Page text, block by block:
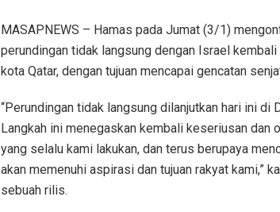
MASAPNEWS – Hamas pada Jumat (3/1)
perundingan tidak langsung dengan Israel kembali
kota Qatar, dengan tujuan mencapai gencatan
“Perundingan tidak langsung dilanjutkan hari ini di
Langkah ini menegaskan kembali keseriusan dan
yang selalu kami lakukan, dan terus berupaya
akan memenuhi aspirasi dan tujuan rakyat kami,”
sebuah rilis.